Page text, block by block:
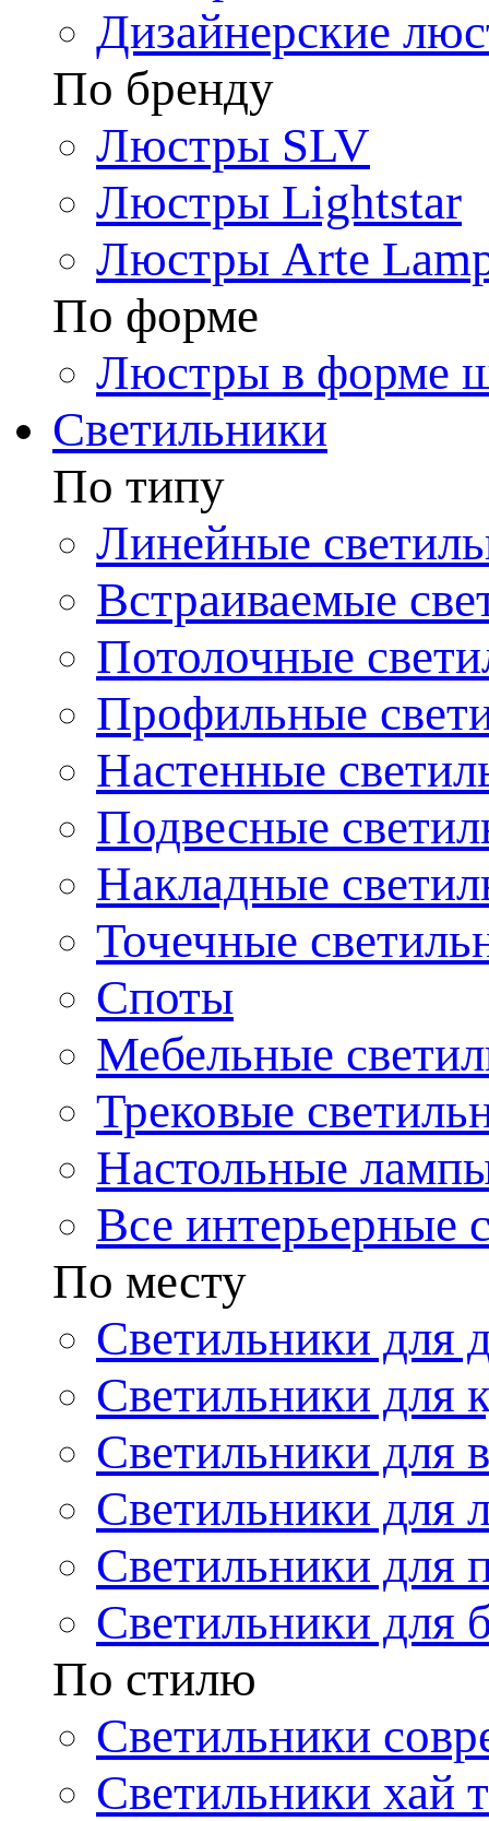
Дизайнерские
По бренду
Люстры SLV
Люстры Lightstar
Люстры Arte
По форме
Люстры в форме
Светильники
По типу
Линейные
Встраиваемые
Потолочные
Профильные
Настенные
Подвесные
Накладные
Точечные
Споты
Мебельные
Трековые
Настольные
Все интерьерные
По месту
Светильники для
Светильники для
Светильники для
Светильники для
Светильники для
Светильники для
По стилю
Светильники
Светильники хай